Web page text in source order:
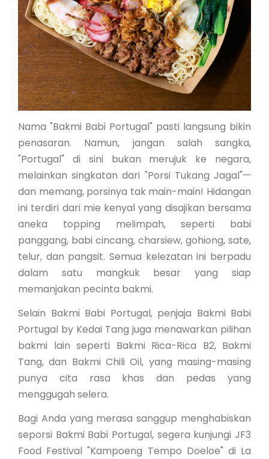
Nama "Bakmi Babi Portugal" pasti langsung bikin
penasaran. Namun, jangan salah sangka,
"Portugal" di sini bukan merujuk ke negara,
melainkan singkatan dari "Porsi Tukang Jagal"—
dan memang, porsinya tak main-main! Hidangan
ini terdiri dari mie kenyal yang disajikan bersama
aneka topping melimpah, seperti babi
panggang, babi cincang, charsiew, gohiong, sate,
telur, dan pangsit. Semua kelezatan ini berpadu
dalam satu mangkuk besar yang siap
memanjakan pecinta bakmi.
Selain Bakmi Babi Portugal, penjaja Bakmi Babi
Portugal by Kedai Tang juga menawarkan pilihan
bakmi lain seperti Bakmi Rica-Rica B2, Bakmi
Tang, dan Bakmi Chili Oil, yang masing-masing
punya cita rasa khas dan pedas yang
menggugah selera.
Bagi Anda yang merasa sanggup menghabiskan
seporsi Bakmi Babi Portugal, segera kunjungi JF3
Food Festival "Kampoeng Tempo Doeloe" di La